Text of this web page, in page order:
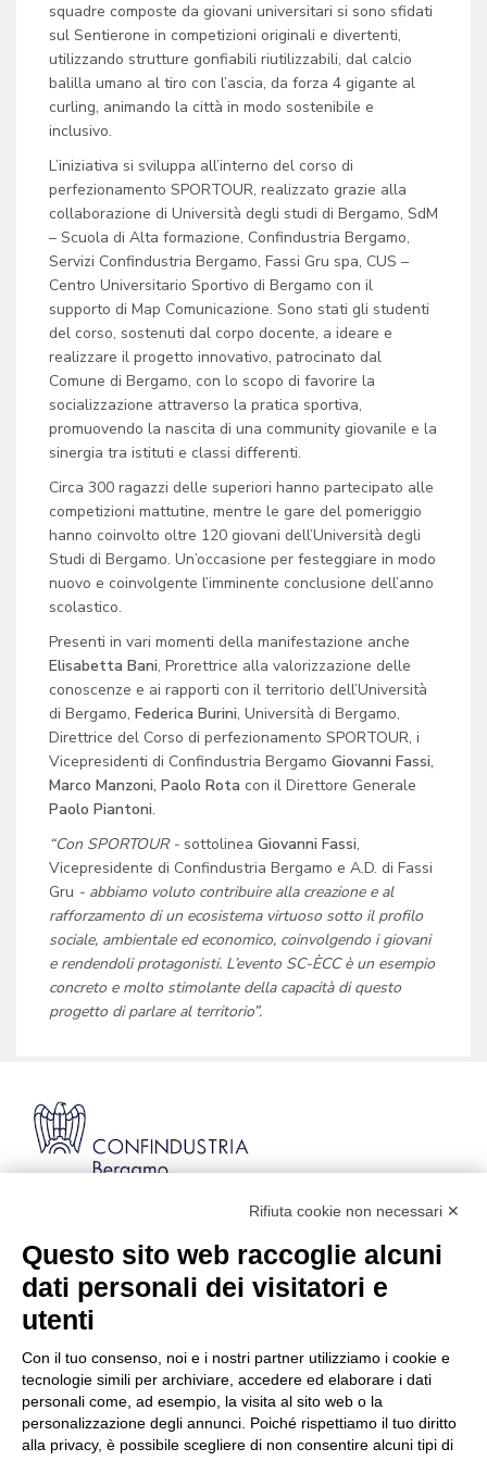
squadre composte da giovani universitari si sono sfidati
sul Sentierone in competizioni originali e divertenti,
utilizzando strutture gonfiabili riutilizzabili, dal calcio
balilla umano al tiro con l’ascia, da forza 4 gigante al
curling, animando la città in modo sostenibile e
inclusivo.
L’iniziativa si sviluppa all’interno del corso di
perfezionamento SPORTOUR, realizzato grazie alla
collaborazione di Università degli studi di Bergamo, SdM
– Scuola di Alta formazione, Confindustria Bergamo,
Servizi Confindustria Bergamo, Fassi Gru spa, CUS –
Centro Universitario Sportivo di Bergamo con il
supporto di Map Comunicazione. Sono stati gli studenti
del corso, sostenuti dal corpo docente, a ideare e
realizzare il progetto innovativo, patrocinato dal
Comune di Bergamo, con lo scopo di favorire la
socializzazione attraverso la pratica sportiva,
promuovendo la nascita di una community giovanile e la
sinergia tra istituti e classi differenti.
Circa 300 ragazzi delle superiori hanno partecipato alle
competizioni mattutine, mentre le gare del pomeriggio
hanno coinvolto oltre 120 giovani dell’Università degli
Studi di Bergamo. Un’occasione per festeggiare in modo
nuovo e coinvolgente l’imminente conclusione dell’anno
scolastico.
Presenti in vari momenti della manifestazione anche
Elisabetta Bani, Prorettrice alla valorizzazione delle
conoscenze e ai rapporti con il territorio dell’Università
di Bergamo, Federica Burini, Università di Bergamo,
Direttrice del Corso di perfezionamento SPORTOUR, i
Vicepresidenti di Confindustria Bergamo Giovanni Fassi,
Marco Manzoni, Paolo Rota con il Direttore Generale
Paolo Piantoni.
“Con SPORTOUR - sottolinea Giovanni Fassi,
Vicepresidente di Confindustria Bergamo e A.D. di Fassi
Gru - abbiamo voluto contribuire alla creazione e al
rafforzamento di un ecosistema virtuoso sotto il profilo
sociale, ambientale ed economico, coinvolgendo i giovani
e rendendoli protagonisti. L’evento SC-ÈCC è un esempio
concreto e molto stimolante della capacità di questo
progetto di parlare al territorio”.
Kilometro Rosso, Gate 5
Codice Fiscale: 80021750163 | PEC:
info@pec.confindustriabergamo.it
CONFINDUSTRIA BERGAMO
ASSISTENZA & PRIVACY
Rifiuta cookie non necessari ✕
Questo sito web raccoglie alcuni
dati personali dei visitatori e
utenti
Con il tuo consenso, noi e i nostri partner utilizziamo i cookie e
tecnologie simili per archiviare, accedere ed elaborare i dati
personali come, ad esempio, la visita al sito web o la
personalizzazione degli annunci. Poiché rispettiamo il tuo diritto
alla privacy, è possibile scegliere di non consentire alcuni tipi di